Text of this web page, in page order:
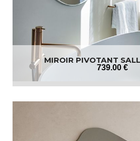
MIROIR PIVOTANT
739.00 €